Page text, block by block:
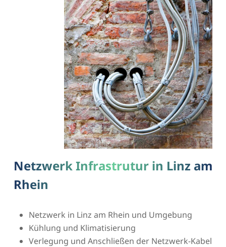
Netzwerk Infrastrutur in Linz am
Rhein
Netzwerk in Linz am Rhein und Umgebung
Kühlung und Klimatisierung
Verlegung und Anschließen der Netzwerk-Kabel